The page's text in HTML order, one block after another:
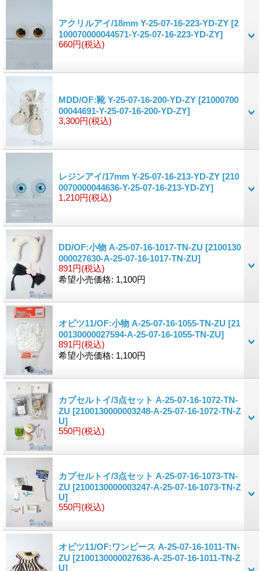
アクリルアイ/18mm Y-25-07-16-223-YD-ZY [2
100070000044571-Y-25-07-16-223-YD-ZY]
660円(税込)
MDD/OF:靴 Y-25-07-16-200-YD-ZY [21000700
00044691-Y-25-07-16-200-YD-ZY]
3,300円(税込)
レジンアイ/17mm Y-25-07-16-213-YD-ZY [210
0070000044636-Y-25-07-16-213-YD-ZY]
1,210円(税込)
DD/OF:小物 A-25-07-16-1017-TN-ZU [2100130
000027630-A-25-07-16-1017-TN-ZU]
891円(税込)
希望小売価格: 1,100円
オビツ11/OF:小物 A-25-07-16-1055-TN-ZU [21
00130000027594-A-25-07-16-1055-TN-ZU]
891円(税込)
希望小売価格: 1,100円
カプセルトイ/3点セット A-25-07-16-1072-TN-
ZU [2100130000003248-A-25-07-16-1072-TN-Z
U]
550円(税込)
カプセルトイ/3点セット A-25-07-16-1073-TN-
ZU [2100130000003247-A-25-07-16-1073-TN-Z
U]
550円(税込)
オビツ11/OF:ワンピース A-25-07-16-1011-TN-
ZU [2100130000027636-A-25-07-16-1011-TN-Z
U]